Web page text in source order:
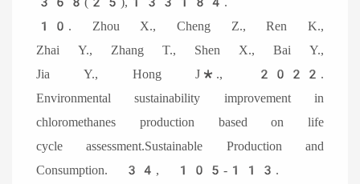
10. Zhou X., Cheng Z., Ren K.,
Zhai Y., Zhang T., Shen X., Bai Y.,
Jia Y., Hong J*., 2022.
Environmental sustainability improvement in
chloromethanes production based on life
cycle assessment.Sustainable Production and
Consumption. 34, 105-113.